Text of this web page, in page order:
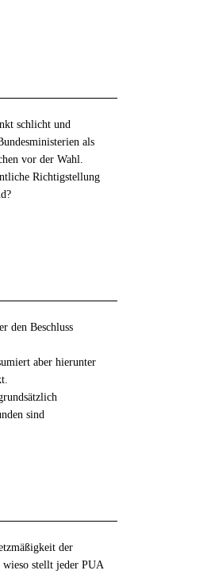
schlicht und
als
vor der Wahl.
Richtigstellung
den Beschluss
aber hierunter
sind
der
stellt jeder PUA